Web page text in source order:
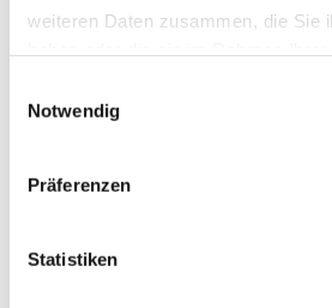
weiteren Daten zusammen, die Sie
Notwendig
Präferenzen
Statistiken
Dies könnte